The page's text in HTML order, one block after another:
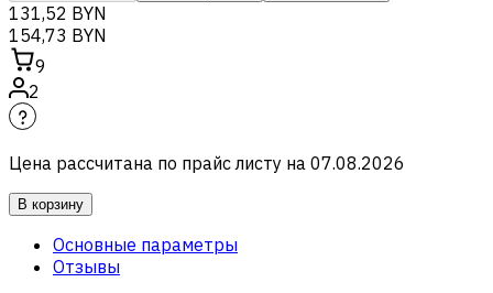
131,52 BYN
154,73 BYN
9
2
Цена рассчитана по прайс листу на 07.08.2026
В корзину
Основные параметры
Отзывы